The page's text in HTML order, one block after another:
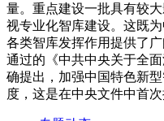
量。重点建设一批具有较
视专业化智库建设。这既
各类智库发挥作用提供了
通过的《中共中央关于全
确提出，加强中国特色新
度，这是在中央文件中首次